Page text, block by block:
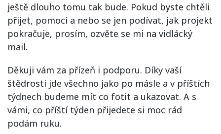
ještě dlouho tomu tak bude. Pokud byste chtěli
přijet, pomoci a nebo se jen podívat, jak projekt
pokračuje, prosím, ozvěte se mi na vidlácký
mail.
Děkuji vám za přízeň i podporu. Díky vaší
štědrosti jde všechno jako po másle a v příštích
týdnech budeme mít co fotit a ukazovat. A s
vámi, co příští týden přijedete si moc rád
podám ruku.